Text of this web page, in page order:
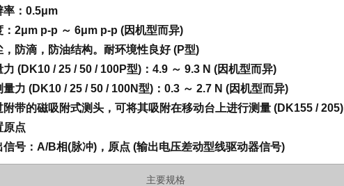
率：0.5μm
：2μm p-p ～ 6μm p-p (因机型而异)
，防滴，防油结构。耐环境性良好 (P型)
力 (DK10 / 25 / 50 / 100P型)：4.9 ～ 9.3 N (因机型而异)
量力 (DK10 / 25 / 50 / 100N型)：0.3 ～ 2.7 N (因机型而异)
附带的磁吸附式测头，可将其吸附在移动台上进行测量 (DK155 / 205)
原点
信号：A/B相(脉冲)，原点 (输出电压差动型线驱动器信号)
主要规格